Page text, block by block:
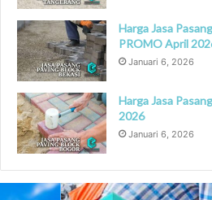
Harga Jasa
PROMO April
Januari 6, 2026
Harga Jasa
2026
Januari 6, 2026